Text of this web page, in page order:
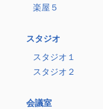
楽屋５
スタジオ
スタジオ１
スタジオ２
会議室